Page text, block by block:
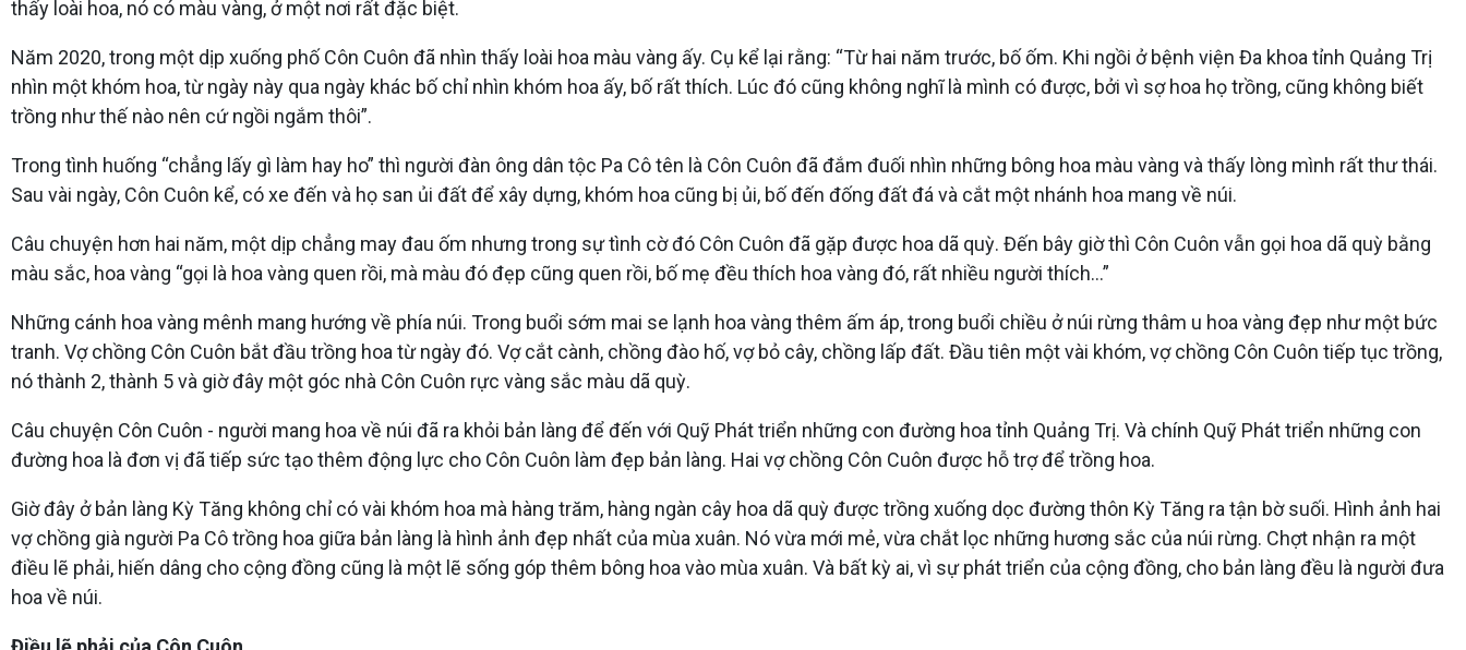
thấy loài hoa, nó có màu vàng, ở một nơi rất đặc biệt.
Năm 2020, trong một dịp xuống phố Côn Cuôn đã nhìn thấy loài hoa màu vàng ấy. Cụ kể lại rằng: “Từ hai năm trước, bố ốm. Khi ngồi ở bệnh viện Đa khoa tỉnh Quảng Trị
nhìn một khóm hoa, từ ngày này qua ngày khác bố chỉ nhìn khóm hoa ấy, bố rất thích. Lúc đó cũng không nghĩ là mình có được, bởi vì sợ hoa họ trồng, cũng không biết
trồng như thế nào nên cứ ngồi ngắm thôi”.
Trong tình huống “chẳng lấy gì làm hay ho” thì người đàn ông dân tộc Pa Cô tên là Côn Cuôn đã đắm đuối nhìn những bông hoa màu vàng và thấy lòng mình rất thư thái.
Sau vài ngày, Côn Cuôn kể, có xe đến và họ san ủi đất để xây dựng, khóm hoa cũng bị ủi, bố đến đống đất đá và cắt một nhánh hoa mang về núi.
Câu chuyện hơn hai năm, một dịp chẳng may đau ốm nhưng trong sự tình cờ đó Côn Cuôn đã gặp được hoa dã quỳ. Đến bây giờ thì Côn Cuôn vẫn gọi hoa dã quỳ bằng
màu sắc, hoa vàng “gọi là hoa vàng quen rồi, mà màu đó đẹp cũng quen rồi, bố mẹ đều thích hoa vàng đó, rất nhiều người thích…”
Những cánh hoa vàng mênh mang hướng về phía núi. Trong buổi sớm mai se lạnh hoa vàng thêm ấm áp, trong buổi chiều ở núi rừng thâm u hoa vàng đẹp như một bức
tranh. Vợ chồng Côn Cuôn bắt đầu trồng hoa từ ngày đó. Vợ cắt cành, chồng đào hố, vợ bỏ cây, chồng lấp đất. Đầu tiên một vài khóm, vợ chồng Côn Cuôn tiếp tục trồng,
nó thành 2, thành 5 và giờ đây một góc nhà Côn Cuôn rực vàng sắc màu dã quỳ.
Câu chuyện Côn Cuôn - người mang hoa về núi đã ra khỏi bản làng để đến với Quỹ Phát triển những con đường hoa tỉnh Quảng Trị. Và chính Quỹ Phát triển những con
đường hoa là đơn vị đã tiếp sức tạo thêm động lực cho Côn Cuôn làm đẹp bản làng. Hai vợ chồng Côn Cuôn được hỗ trợ để trồng hoa.
Giờ đây ở bản làng Kỳ Tăng không chỉ có vài khóm hoa mà hàng trăm, hàng ngàn cây hoa dã quỳ được trồng xuống dọc đường thôn Kỳ Tăng ra tận bờ suối. Hình ảnh hai
vợ chồng già người Pa Cô trồng hoa giữa bản làng là hình ảnh đẹp nhất của mùa xuân. Nó vừa mới mẻ, vừa chắt lọc những hương sắc của núi rừng. Chợt nhận ra một
điều lẽ phải, hiến dâng cho cộng đồng cũng là một lẽ sống góp thêm bông hoa vào mùa xuân. Và bất kỳ ai, vì sự phát triển của cộng đồng, cho bản làng đều là người đưa
hoa về núi.